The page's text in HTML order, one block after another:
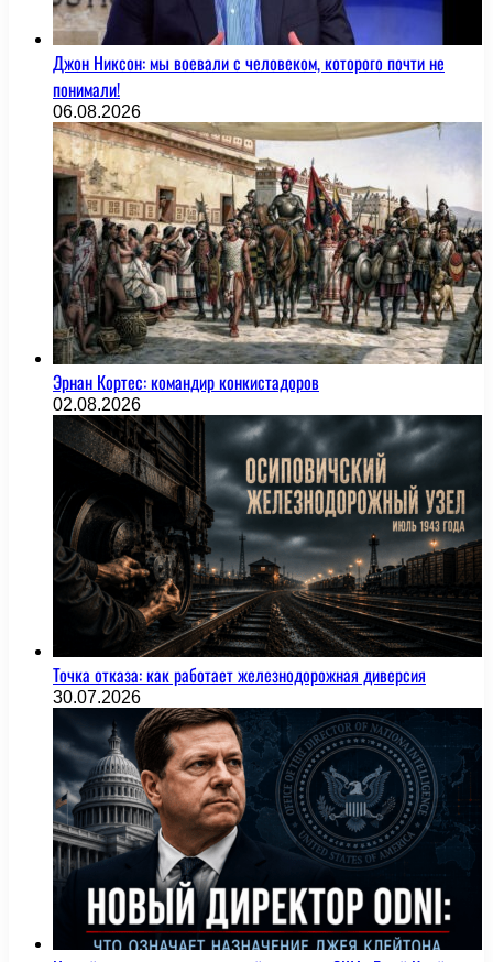
Джон Никсон: мы воевали с человеком, которого почти не
понимали!
06.08.2026
Эрнан Кортес: командир конкистадоров
02.08.2026
Точка отказа: как работает железнодорожная диверсия
30.07.2026